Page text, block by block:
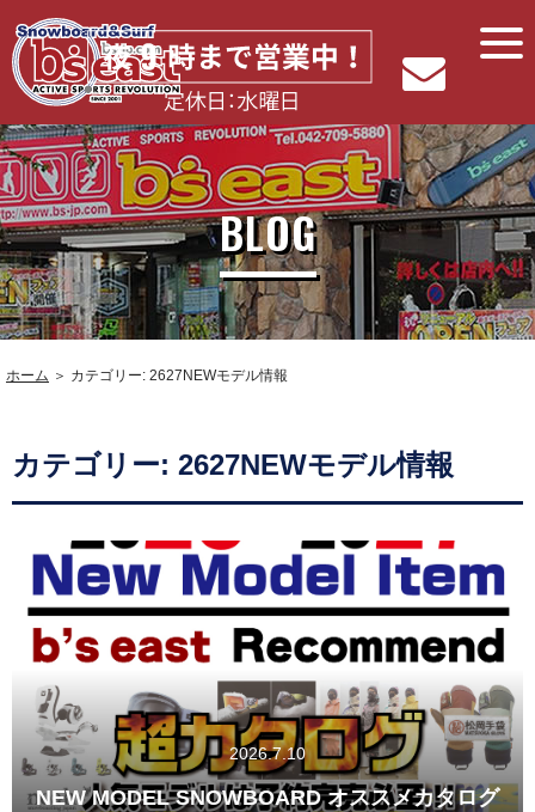
BLOG
ホーム ＞ カテゴリー: 2627NEWモデル情報
カテゴリー: 2627NEWモデル情報
2026.7.10
NEW MODEL SNOWBOARD オススメカタログ